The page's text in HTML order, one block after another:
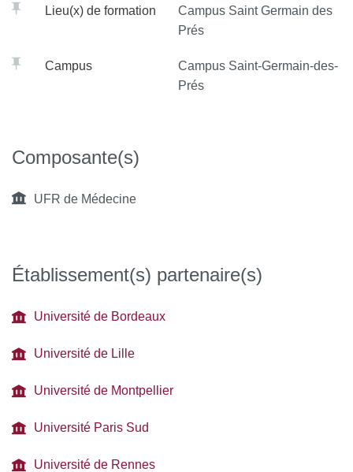
présentiel à Paris) le 11
mai 2027
Soutenance du
Lieu(x) de formation
Campus Saint Germain des
Prés
Campus
Campus Saint-Germain-des-
Prés
Composante(s)
UFR de Médecine
Établissement(s) partenaire(s)
Université de Bordeaux
Université de Lille
Université de Montpellier
Université Paris Sud
Université de Rennes